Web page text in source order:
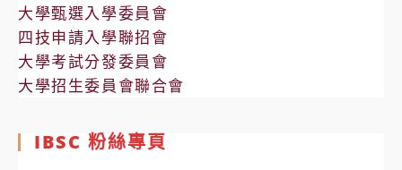
大學甄選入學委員會
四技申請入學聯招會
大學考試分發委員會
大學招生委員會聯合會
IBSC 粉絲專頁